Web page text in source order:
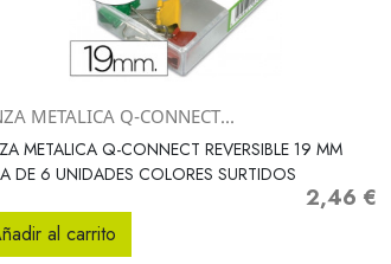
Vista rápida
METALICA Q-CONNECT...
METALICA Q-CONNECT REVERSIBLE 19 MM
DE 6 UNIDADES COLORES SURTIDOS
Precio
2,46 €
al carrito